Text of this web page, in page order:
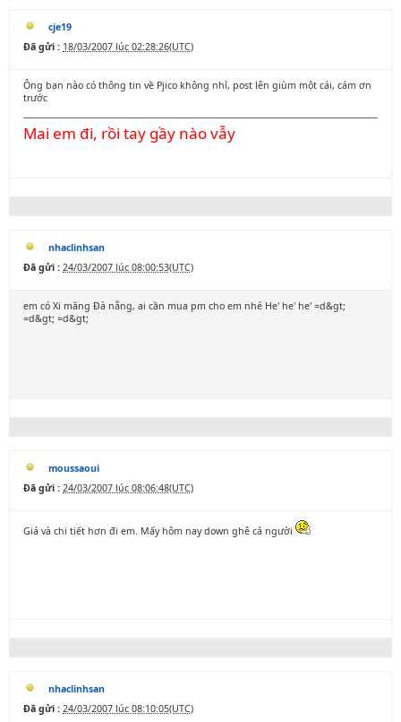
cje19
Đã gửi : 18/03/2007 lúc 02:28:26(UTC)
Ông bạn nào có thông tin về Pjico không nhỉ, post lên giùm một cái, cám ơn
trước
Mai em đi, rồi tay gầy nào vẫy
nhaclinhsan
Đã gửi : 24/03/2007 lúc 08:00:53(UTC)
em có Xi măng Đà nẵng, ai cần mua pm cho em nhé He' he' he' =d&gt;
=d&gt; =d&gt;
moussaoui
Đã gửi : 24/03/2007 lúc 08:06:48(UTC)
Giá và chi tiết hơn đi em. Mấy hôm nay down ghê cả người
nhaclinhsan
Đã gửi : 24/03/2007 lúc 08:10:05(UTC)